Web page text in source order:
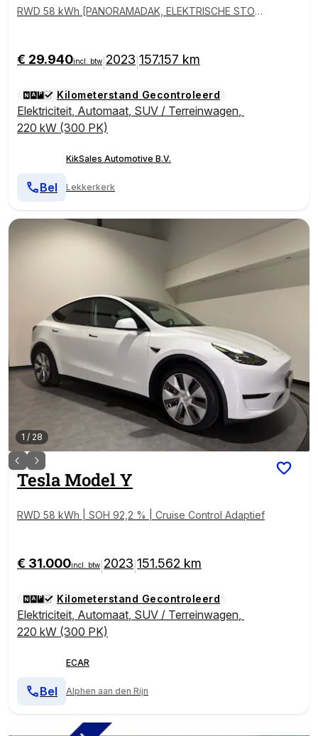
RWD 58 kWh [PANORAMADAK, ELEKTRISCHE STOEL
HOEKDETECTIE, CLIMATE CONTROL, NIEUWSTAAT]
€ 29.940incl. btw 2023 157.157 km
Kilometerstand Gecontroleerd
Elektriciteit, Automaat, SUV / Terreinwagen,
220 kW (300 PK)
KikSales Automotive B.V.
Lekkerkerk
Bel
1 / 28
TeslaModel Y
RWD 58 kWh | SOH 92,2 % | Cruise Control Adaptief
€ 31.000incl. btw 2023 151.562 km
Kilometerstand Gecontroleerd
Elektriciteit, Automaat, SUV / Terreinwagen,
220 kW (300 PK)
ECAR
Alphen aan den Rijn
Bel